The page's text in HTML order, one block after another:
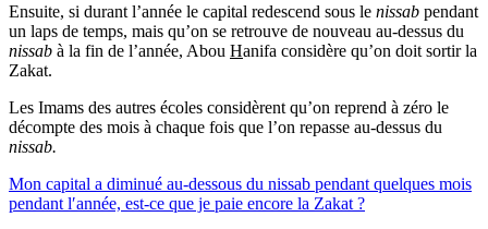
Ensuite, si durant l’année le capital redescend sous le nissab pendant
un laps de temps, mais qu’on se retrouve de nouveau au-dessus du
nissab à la fin de l’année, Abou Hanifa considère qu’on doit sortir la
Zakat.
Les Imams des autres écoles considèrent qu’on reprend à zéro le
décompte des mois à chaque fois que l’on repasse au-dessus du
nissab.
Mon capital a diminué au-dessous du nissab pendant quelques mois
pendant l′année, est-ce que je paie encore la Zakat ?